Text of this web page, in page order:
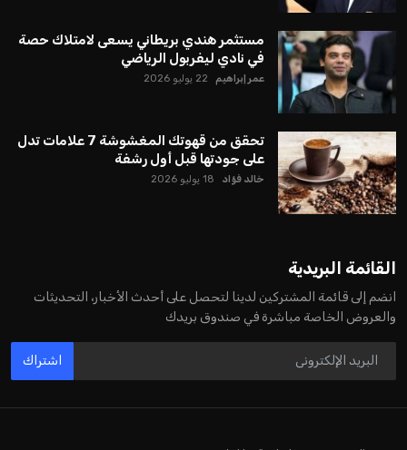
مستثمر هندي بريطاني يسعى لامتلاك حصة
في نادي ليفربول الرياضي
عمر إبراهيم 22 يوليو 2026
تحقق من قهوتك المغشوشة 7 علامات تدل
على جودتها قبل أول رشفة
خالد فؤاد 18 يوليو 2026
القائمة البريدية
انضم إلى قائمة المشتركين لدينا لتحصل على أحدث الأخبار، التحديثات
والعروض الخاصة مباشرة في صندوق بريدك
اشتراك